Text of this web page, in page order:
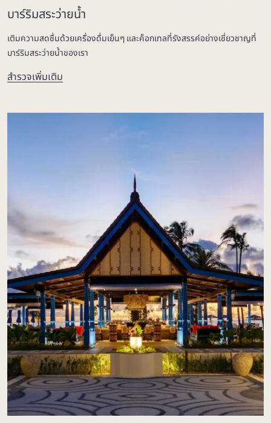
บาร์ริมสระว่ายน้ำ
เติมความสดชื่นด้วยเครื่องดื่มเย็นๆ และค็อกเทลที่รังสรรค์อย่างเชี่ยวชาญที่
บาร์ริมสระว่ายน้ำของเรา
สำรวจเพิ่มเติม